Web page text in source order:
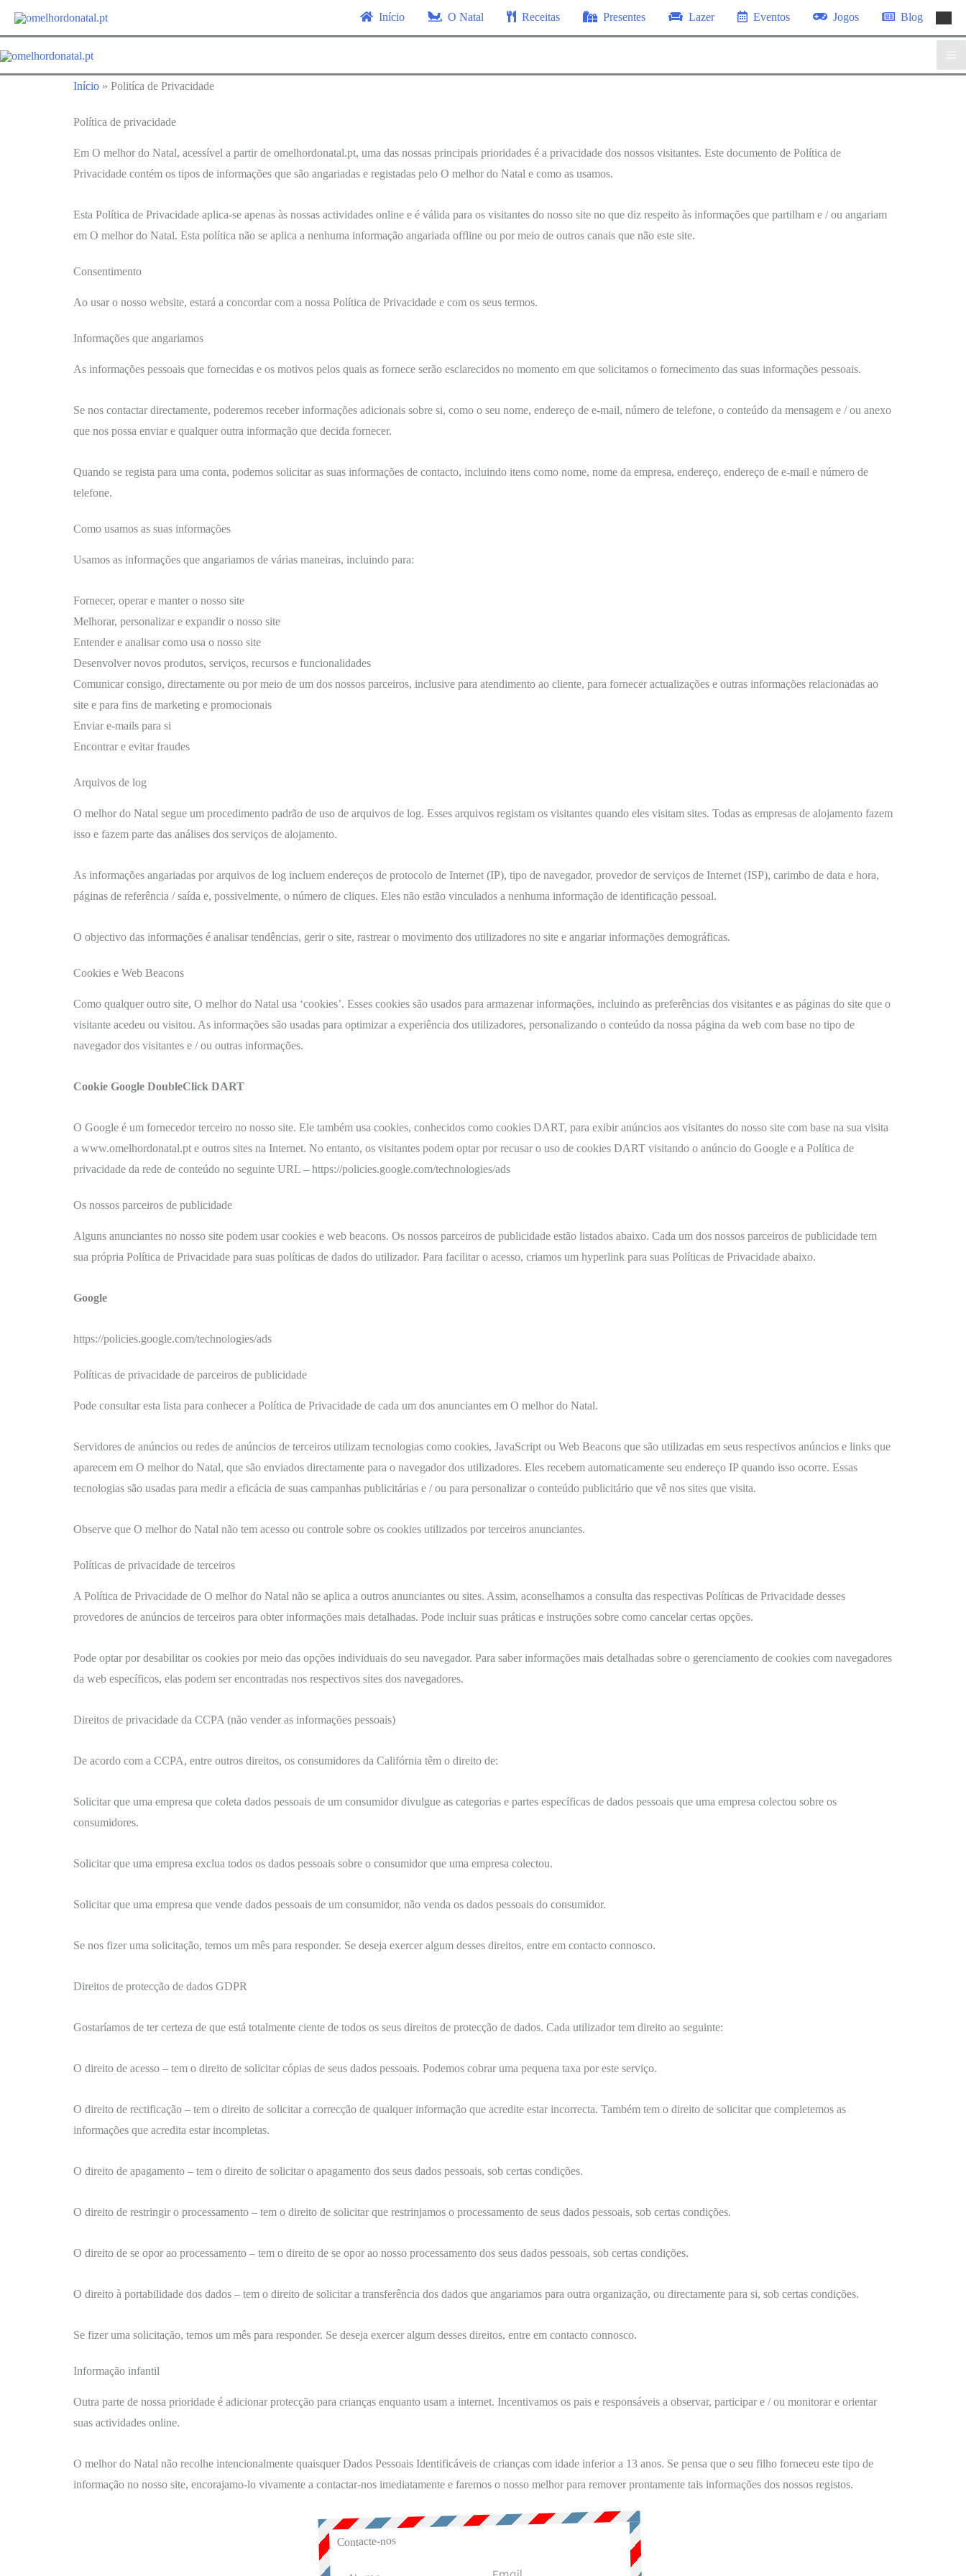
Início O Natal Receitas Presentes Lazer Eventos Jogos Blog
Início » Politíca de Privacidade
Política de privacidade
Em O melhor do Natal, acessível a partir de omelhordonatal.pt, uma das nossas principais prioridades é a privacidade dos nossos visitantes. Este documento de Política de
Privacidade contém os tipos de informações que são angariadas e registadas pelo O melhor do Natal e como as usamos.
Esta Política de Privacidade aplica-se apenas às nossas actividades online e é válida para os visitantes do nosso site no que diz respeito às informações que partilham e / ou angariam
em O melhor do Natal. Esta política não se aplica a nenhuma informação angariada offline ou por meio de outros canais que não este site.
Consentimento
Ao usar o nosso website, estará a concordar com a nossa Política de Privacidade e com os seus termos.
Informações que angariamos
As informações pessoais que fornecidas e os motivos pelos quais as fornece serão esclarecidos no momento em que solicitamos o fornecimento das suas informações pessoais.
Se nos contactar directamente, poderemos receber informações adicionais sobre si, como o seu nome, endereço de e-mail, número de telefone, o conteúdo da mensagem e / ou anexo
que nos possa enviar e qualquer outra informação que decida fornecer.
Quando se regista para uma conta, podemos solicitar as suas informações de contacto, incluindo itens como nome, nome da empresa, endereço, endereço de e-mail e número de
telefone.
Como usamos as suas informações
Usamos as informações que angariamos de várias maneiras, incluindo para:
Fornecer, operar e manter o nosso site
Melhorar, personalizar e expandir o nosso site
Entender e analisar como usa o nosso site
Desenvolver novos produtos, serviços, recursos e funcionalidades
Comunicar consigo, directamente ou por meio de um dos nossos parceiros, inclusive para atendimento ao cliente, para fornecer actualizações e outras informações relacionadas ao
site e para fins de marketing e promocionais
Enviar e-mails para si
Encontrar e evitar fraudes
Arquivos de log
O melhor do Natal segue um procedimento padrão de uso de arquivos de log. Esses arquivos registam os visitantes quando eles visitam sites. Todas as empresas de alojamento fazem
isso e fazem parte das análises dos serviços de alojamento.
As informações angariadas por arquivos de log incluem endereços de protocolo de Internet (IP), tipo de navegador, provedor de serviços de Internet (ISP), carimbo de data e hora,
páginas de referência / saída e, possivelmente, o número de cliques. Eles não estão vinculados a nenhuma informação de identificação pessoal.
O objectivo das informações é analisar tendências, gerir o site, rastrear o movimento dos utilizadores no site e angariar informações demográficas.
Cookies e Web Beacons
Como qualquer outro site, O melhor do Natal usa ‘cookies’. Esses cookies são usados para armazenar informações, incluindo as preferências dos visitantes e as páginas do site que o
visitante acedeu ou visitou. As informações são usadas para optimizar a experiência dos utilizadores, personalizando o conteúdo da nossa página da web com base no tipo de
navegador dos visitantes e / ou outras informações.
Cookie Google DoubleClick DART
O Google é um fornecedor terceiro no nosso site. Ele também usa cookies, conhecidos como cookies DART, para exibir anúncios aos visitantes do nosso site com base na sua visita
a www.omelhordonatal.pt e outros sites na Internet. No entanto, os visitantes podem optar por recusar o uso de cookies DART visitando o anúncio do Google e a Política de
privacidade da rede de conteúdo no seguinte URL – https://policies.google.com/technologies/ads
Os nossos parceiros de publicidade
Alguns anunciantes no nosso site podem usar cookies e web beacons. Os nossos parceiros de publicidade estão listados abaixo. Cada um dos nossos parceiros de publicidade tem
sua própria Política de Privacidade para suas políticas de dados do utilizador. Para facilitar o acesso, criamos um hyperlink para suas Políticas de Privacidade abaixo.
Google
https://policies.google.com/technologies/ads
Políticas de privacidade de parceiros de publicidade
Pode consultar esta lista para conhecer a Política de Privacidade de cada um dos anunciantes em O melhor do Natal.
Servidores de anúncios ou redes de anúncios de terceiros utilizam tecnologias como cookies, JavaScript ou Web Beacons que são utilizadas em seus respectivos anúncios e links que
aparecem em O melhor do Natal, que são enviados directamente para o navegador dos utilizadores. Eles recebem automaticamente seu endereço IP quando isso ocorre. Essas
tecnologias são usadas para medir a eficácia de suas campanhas publicitárias e / ou para personalizar o conteúdo publicitário que vê nos sites que visita.
Observe que O melhor do Natal não tem acesso ou controle sobre os cookies utilizados por terceiros anunciantes.
Políticas de privacidade de terceiros
A Política de Privacidade de O melhor do Natal não se aplica a outros anunciantes ou sites. Assim, aconselhamos a consulta das respectivas Políticas de Privacidade desses
provedores de anúncios de terceiros para obter informações mais detalhadas. Pode incluir suas práticas e instruções sobre como cancelar certas opções.
Pode optar por desabilitar os cookies por meio das opções individuais do seu navegador. Para saber informações mais detalhadas sobre o gerenciamento de cookies com navegadores
da web específicos, elas podem ser encontradas nos respectivos sites dos navegadores.
Direitos de privacidade da CCPA (não vender as informações pessoais)
De acordo com a CCPA, entre outros direitos, os consumidores da Califórnia têm o direito de:
Solicitar que uma empresa que coleta dados pessoais de um consumidor divulgue as categorias e partes específicas de dados pessoais que uma empresa colectou sobre os
consumidores.
Solicitar que uma empresa exclua todos os dados pessoais sobre o consumidor que uma empresa colectou.
Solicitar que uma empresa que vende dados pessoais de um consumidor, não venda os dados pessoais do consumidor.
Se nos fizer uma solicitação, temos um mês para responder. Se deseja exercer algum desses direitos, entre em contacto connosco.
Direitos de protecção de dados GDPR
Gostaríamos de ter certeza de que está totalmente ciente de todos os seus direitos de protecção de dados. Cada utilizador tem direito ao seguinte:
O direito de acesso – tem o direito de solicitar cópias de seus dados pessoais. Podemos cobrar uma pequena taxa por este serviço.
O direito de rectificação – tem o direito de solicitar a correcção de qualquer informação que acredite estar incorrecta. Também tem o direito de solicitar que completemos as
informações que acredita estar incompletas.
O direito de apagamento – tem o direito de solicitar o apagamento dos seus dados pessoais, sob certas condições.
O direito de restringir o processamento – tem o direito de solicitar que restrinjamos o processamento de seus dados pessoais, sob certas condições.
O direito de se opor ao processamento – tem o direito de se opor ao nosso processamento dos seus dados pessoais, sob certas condições.
O direito à portabilidade dos dados – tem o direito de solicitar a transferência dos dados que angariamos para outra organização, ou directamente para si, sob certas condições.
Se fizer uma solicitação, temos um mês para responder. Se deseja exercer algum desses direitos, entre em contacto connosco.
Informação infantil
Outra parte de nossa prioridade é adicionar protecção para crianças enquanto usam a internet. Incentivamos os pais e responsáveis ​​a observar, participar e / ou monitorar e orientar
suas actividades online.
O melhor do Natal não recolhe intencionalmente quaisquer Dados Pessoais Identificáveis ​​de crianças com idade inferior a 13 anos. Se pensa que o seu filho forneceu este tipo de
informação no nosso site, encorajamo-lo vivamente a contactar-nos imediatamente e faremos o nosso melhor para remover prontamente tais informações dos nossos registos.
Contacte-nos